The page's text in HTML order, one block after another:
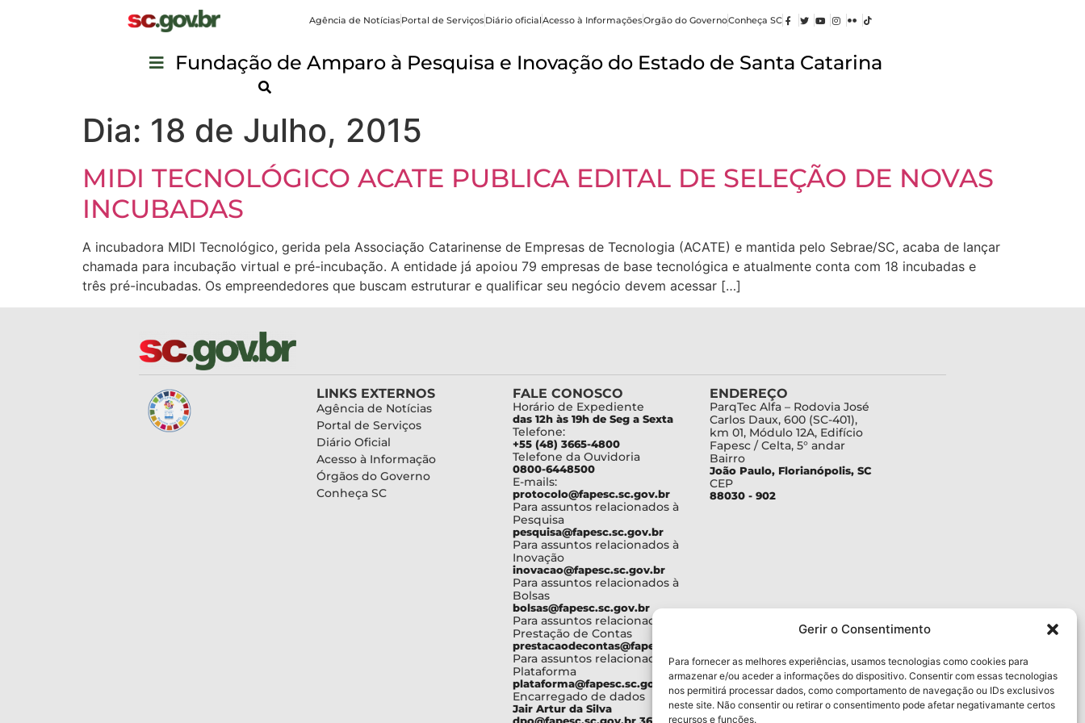
Gerir o Consentimento
Para fornecer as melhores experiências, usamos tecnologias como cookies para
armazenar e/ou aceder a informações do dispositivo. Consentir com essas tecnologias
nos permitirá processar dados, como comportamento de navegação ou IDs exclusivos
neste site. Não consentir ou retirar o consentimento pode afetar negativamante certos
recursos e funções.
Agência de NotíciasPortal de ServiçosDiário oficialAcesso à InformaçõesOrgão do GovernoConheça SC
Fundação de Amparo à Pesquisa e Inovação do Estado de Santa Catarina
Dia: 18 de Julho, 2015
MIDI TECNOLÓGICO ACATE PUBLICA EDITAL DE SELEÇÃO DE NOVAS
INCUBADAS
A incubadora MIDI Tecnológico, gerida pela Associação Catarinense de Empresas de Tecnologia (ACATE) e mantida pelo Sebrae/SC, acaba de lançar
chamada para incubação virtual e pré-incubação. A entidade já apoiou 79 empresas de base tecnológica e atualmente conta com 18 incubadas e
três pré-incubadas. Os empreendedores que buscam estruturar e qualificar seu negócio devem acessar […]
LINKS EXTERNOS
Agência de Notícias
Portal de Serviços
Diário Oficial
Acesso à Informação
Órgãos do Governo
Conheça SC
FALE CONOSCO
Horário de Expediente
das 12h às 19h de Seg a Sexta
Telefone:
+55 (48) 3665-4800
Telefone da Ouvidoria
0800-6448500
E-mails:
protocolo@fapesc.sc.gov.br
Para assuntos relacionados à
Pesquisa
pesquisa@fapesc.sc.gov.br
Para assuntos relacionados à
Inovação
inovacao@fapesc.sc.gov.br
Para assuntos relacionados à
Bolsas
bolsas@fapesc.sc.gov.br
Para assuntos relacionados à
Prestação de Contas
prestacaodecontas@fapesc.sc.gov.br
Para assuntos relacionados à
Plataforma
plataforma@fapesc.sc.gov.br
Encarregado de dados
Jair Artur da Silva
dpo@fapesc.sc.gov.br 3665-
ENDEREÇO
ParqTec Alfa – Rodovia José
Carlos Daux, 600 (SC-401),
km 01, Módulo 12A, Edifício
Fapesc / Celta, 5° andar
Bairro
João Paulo, Florianópolis, SC
CEP
88030 - 902